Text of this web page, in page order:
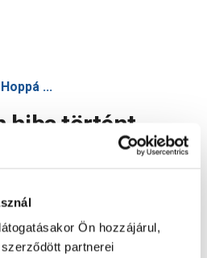
Ön hozzájárul,
partnerei
Hoppá ...
hiba történt
újratöltése